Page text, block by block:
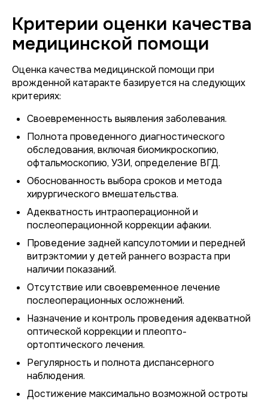
Критерии оценки качества
медицинской помощи
Оценка качества медицинской помощи при
врожденной катаракте базируется на следующих
критериях:
Своевременность выявления заболевания.
Полнота проведенного диагностического
обследования, включая биомикроскопию,
офтальмоскопию, УЗИ, определение ВГД.
Обоснованность выбора сроков и метода
хирургического вмешательства.
Адекватность интраоперационной и
послеоперационной коррекции афакии.
Проведение задней капсулотомии и передней
витрэктомии у детей раннего возраста при
наличии показаний.
Отсутствие или своевременное лечение
послеоперационных осложнений.
Назначение и контроль проведения адекватной
оптической коррекции и плеопто-
ортоптического лечения.
Регулярность и полнота диспансерного
наблюдения.
Достижение максимально возможной остроты